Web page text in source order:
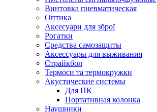
Винтовка пневматическая
Оптика
Аксесуари для зброї
Рогатки
Средства самозащиты
Аксессуары для выживания
Страйкбол
Термоси та термокружки
Акустические системы
Для ПК
Портативная колонка
Наушники